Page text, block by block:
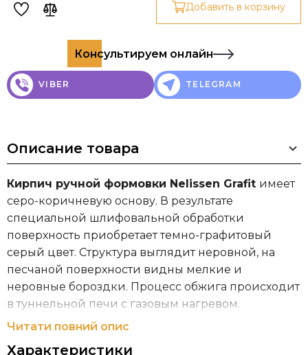
Добавить в корзину
Консультируем онлайн
VIBER TELEGRAM
Описание товара
Кирпич ручной формовки Nelissen Grafit имеет
серо-коричневую основу. В результате
специальной шлифовальной обработки
поверхность приобретает темно-графитовый
серый цвет. Структура выглядит неровной, на
песчаной поверхности видны мелкие и
неровные бороздки. Процесс обжига происходит
в туннельной печи с газовым нагревом.
*Расход кирпича указан из расчета
рекомендованной толщины шва 12 мм
Читати повний опис
Характеристики